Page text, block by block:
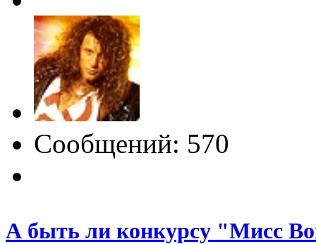
Сообщений: 570
А быть ли конкурсу "Мисс